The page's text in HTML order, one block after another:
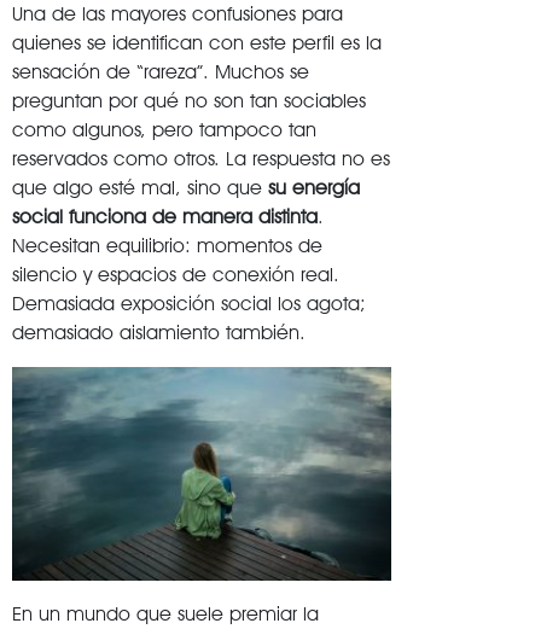
Una de las mayores confusiones para
quienes se identifican con este perfil es la
sensación de “rareza”. Muchos se
preguntan por qué no son tan sociables
como algunos, pero tampoco tan
reservados como otros. La respuesta no es
que algo esté mal, sino que su energía
social funciona de manera distinta.
Necesitan equilibrio: momentos de
silencio y espacios de conexión real.
Demasiada exposición social los agota;
demasiado aislamiento también.
En un mundo que suele premiar la